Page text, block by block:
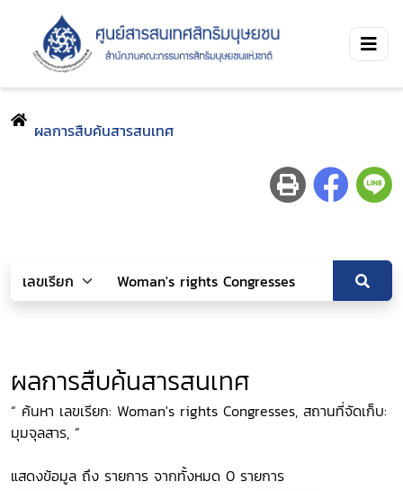
ผลการสืบค้นสารสนเทศ
ผลการสืบค้นสารสนเทศ
“ ค้นหา เลขเรียก: Woman's rights Congresses, สถานที่จัดเก็บ:
มุมจุลสาร, ”
แสดงข้อมูล ถึง รายการ จากทั้งหมด 0 รายการ